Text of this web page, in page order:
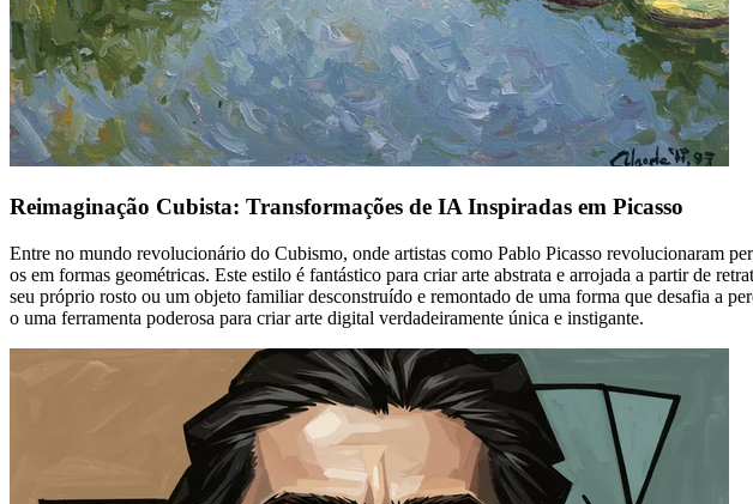
Reimaginação Cubista: Transformações de IA Inspiradas em Picasso
Entre no mundo revolucionário do Cubismo, onde artistas como Pablo Picasso revolucionaram
os em formas geométricas. Este estilo é fantástico para criar arte abstrata e arrojada a partir de
seu próprio rosto ou um objeto familiar desconstruído e remontado de uma forma que desafia a
o uma ferramenta poderosa para criar arte digital verdadeiramente única e instigante.